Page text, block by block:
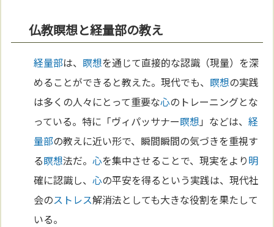
仏教瞑想と経量部の教え
経量部は、 瞑想を通じて直接的な認識（現量）を深
めることができると教えた。現代でも、 瞑想の実践
は多くの人々にとって重要な心のトレーニングとな
っている。特に「ヴィパッサナー瞑想 」などは、経
量部の教えに近い形で、瞬間瞬間の気づきを重視す
る瞑想法だ。心を集中させることで、現実をより明
確に認識し、心の平安を得るという実践は、現代社
会のストレス解消法としても大きな役割を果たして
いる。